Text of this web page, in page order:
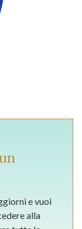
e vuoi
alla